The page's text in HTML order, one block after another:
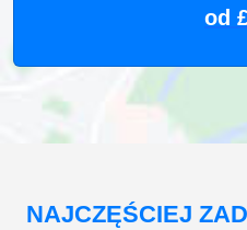
od
NAJCZĘŚCIEJ